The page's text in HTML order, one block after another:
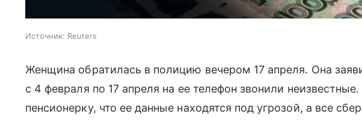
Источник: Reuters
Женщина обратилась в полицию вечером 17 апреля. Она
с 4 февраля по 17 апреля на ее телефон звонили
пенсионерку, что ее данные находятся под угрозой, а все